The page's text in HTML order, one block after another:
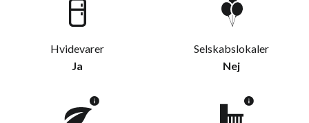
Hvidevarer
Ja
Selskabslokaler
Nej